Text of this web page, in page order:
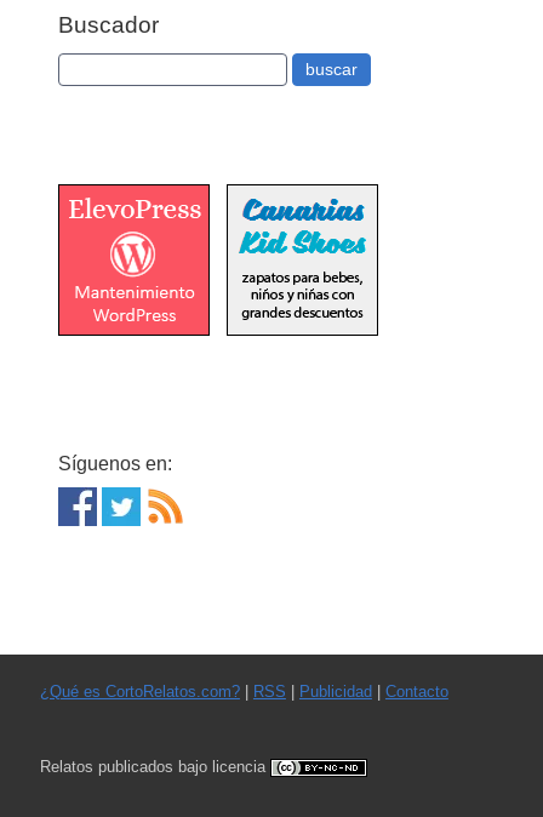
Buscador
Síguenos en:
¿Qué es CortoRelatos.com?| RSS Publicidad Contacto
Relatos publicados bajo licencia